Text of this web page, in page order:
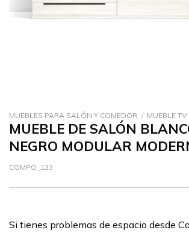
MUEBLES PARA SALÓN Y COMEDOR / MUEBLE TV
MUEBLE DE SALÓN
NEGRO MODULAR
COMPO_133
Si tienes problemas de espacio desde